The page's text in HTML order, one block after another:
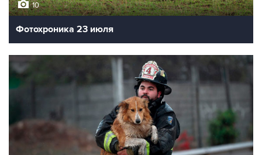
10
Фотохроника 23 июля